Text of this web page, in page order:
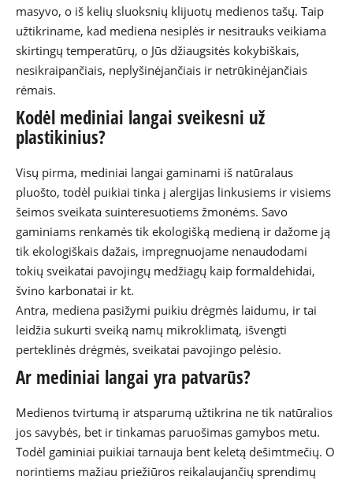
masyvo, o iš kelių sluoksnių klijuotų medienos tašų. Taip
užtikriname, kad mediena nesiplės ir nesitrauks veikiama
skirtingų temperatūrų, o Jūs džiaugsitės kokybiškais,
nesikraipančiais, neplyšinėjančiais ir netrūkinėjančiais
rėmais.
Kodėl mediniai langai sveikesni už
plastikinius?
Visų pirma, mediniai langai gaminami iš natūralaus
pluošto, todėl puikiai tinka į alergijas linkusiems ir visiems
šeimos sveikata suinteresuotiems žmonėms. Savo
gaminiams renkamės tik ekologišką medieną ir dažome ją
tik ekologiškais dažais, impregnuojame nenaudodami
tokių sveikatai pavojingų medžiagų kaip formaldehidai,
švino karbonatai ir kt.
Antra, mediena pasižymi puikiu drėgmės laidumu, ir tai
leidžia sukurti sveiką namų mikroklimatą, išvengti
perteklinės drėgmės, sveikatai pavojingo pelėsio.
Ar mediniai langai yra patvarūs?
Medienos tvirtumą ir atsparumą užtikrina ne tik natūralios
jos savybės, bet ir tinkamas paruošimas gamybos metu.
Todėl gaminiai puikiai tarnauja bent keletą dešimtmečių. O
norintiems mažiau priežiūros reikalaujančių sprendimų